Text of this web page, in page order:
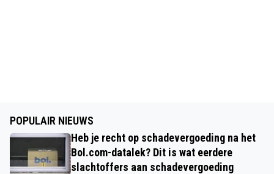
POPULAIR NIEUWS
Heb je recht op schadevergoeding na het
Bol.com-datalek? Dit is wat eerdere
slachtoffers aan schadevergoeding